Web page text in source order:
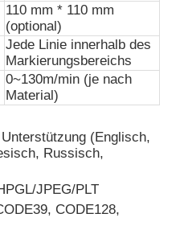
Faserlaser
110 mm * 110 mm
(optional)
Jede Linie innerhalb des
Markierungsbereichs
0~130m/min (je nach
Material)
(Englisch,
Russisch,
JPEG/PLT
CODE128,